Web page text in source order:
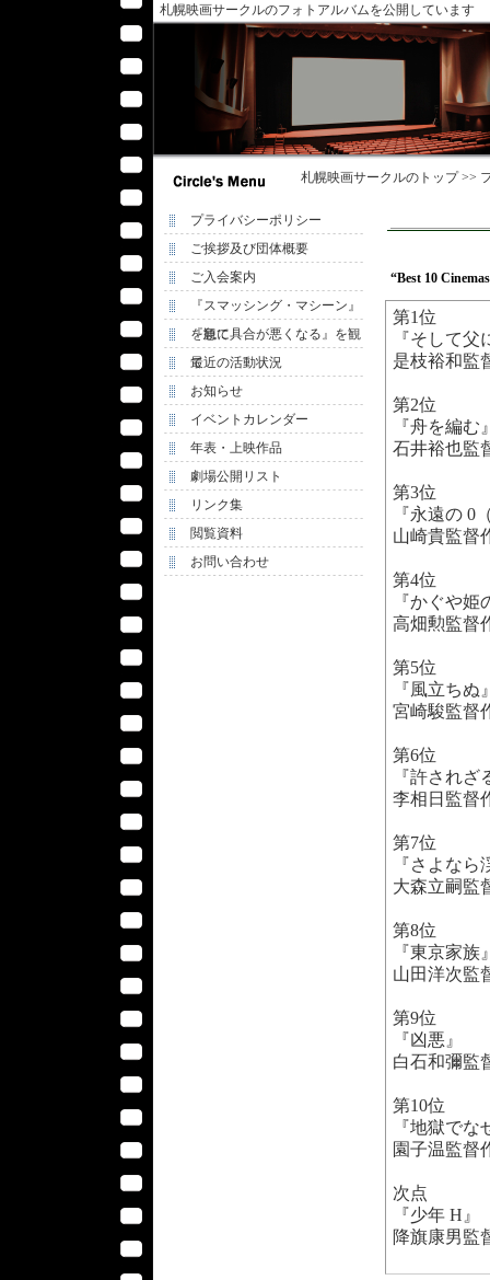
札幌映画サークルのフォトアルバムを公開しています
札幌映画サークルのトップ >>
“Best 10
第1位
『そして父
是枝裕和監
第2位
『舟を編む
石井裕也監
第3位
『永遠の 0
山崎貴監督
第4位
『かぐや姫
高畑勲監督
第5位
『風立ちぬ
宮崎駿監督
第6位
『許されざ
李相日監督
第7位
『さよなら
大森立嗣監
第8位
『東京家族
山田洋次監
第9位
『凶悪』
白石和彌監
第10位
『地獄でな
園子温監督
次点
『少年 H』
降旗康男監
プライバシーポリシー
ご挨拶及び団体概要
ご入会案内
『スマッシング・マシーン』
を観て
『急に具合が悪くなる』を観
て
最近の活動状況
お知らせ
イベントカレンダー
年表・上映作品
劇場公開リスト
リンク集
閲覧資料
お問い合わせ